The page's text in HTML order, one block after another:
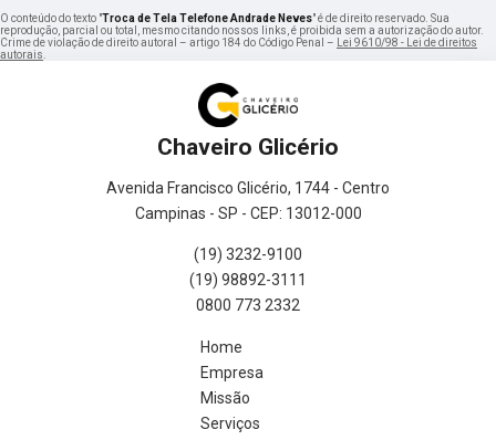
O conteúdo do texto "Troca de Tela Telefone Andrade Neves" é de direito reservado. Sua
reprodução, parcial ou total, mesmo citando nossos links, é proibida sem a autorização do autor.
Crime de violação de direito autoral – artigo 184 do Código Penal –
Lei 9610/98 - Lei de direitos
autorais
Chaveiro Glicério
Avenida Francisco Glicério, 1744 - Centro
Campinas - SP - CEP: 13012-000
(19) 3232-9100
(19) 98892-3111
0800 773 2332
Home
Empresa
Missão
Serviços